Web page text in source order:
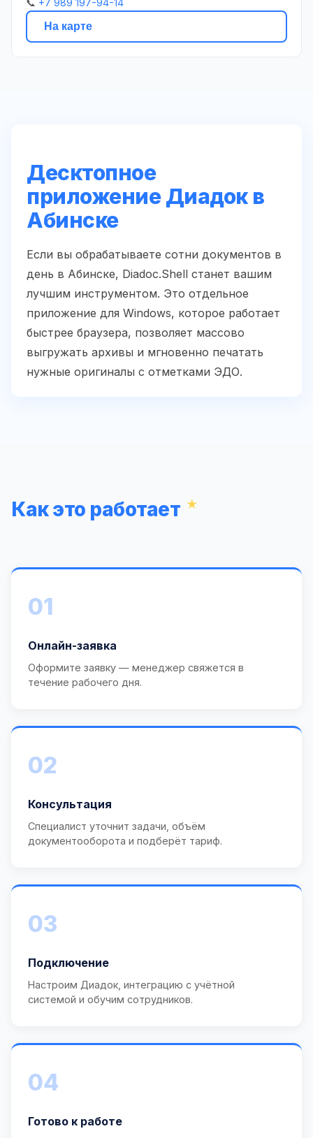
📞 +7 989 197-94-14
На карте
Десктопное
приложение Диадок в
Абинске
Если вы обрабатываете сотни документов в
день в Абинске, Diadoc.Shell станет вашим
лучшим инструментом. Это отдельное
приложение для Windows, которое работает
быстрее браузера, позволяет массово
выгружать архивы и мгновенно печатать
нужные оригиналы с отметками ЭДО.
Как это работает
01
Онлайн-заявка
Оформите заявку — менеджер свяжется в
течение рабочего дня.
02
Консультация
Специалист уточнит задачи, объём
документооборота и подберёт тариф.
03
Подключение
Настроим Диадок, интеграцию с учётной
системой и обучим сотрудников.
04
Готово к работе